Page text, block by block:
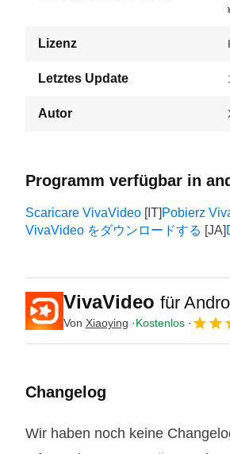
Lizenz
Letztes Update
Autor
Programm verfügbar in
Scaricare VivaVideo Pobierz
VivaVideo をダウンロードする
VivaVideo für
Von Xiaoying Kostenlos
Changelog
Wir haben noch keine